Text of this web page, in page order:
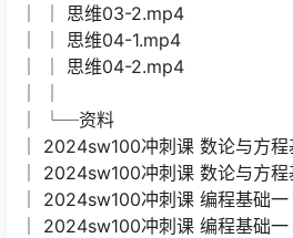
│ │ 思维03-2.mp4
│ │ 思维04-1.mp4
│ │ 思维04-2.mp4
│ └─资料
│ 2024sw100冲刺课 数论与方
│ 2024sw100冲刺课 数论与方
│ 2024sw100冲刺课 编程基础
│ 2024sw100冲刺课 编程基础